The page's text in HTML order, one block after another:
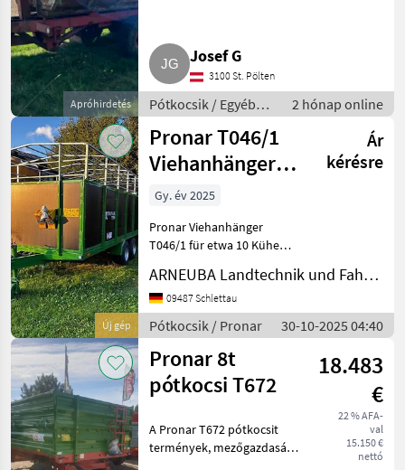
Apróhirdetés
Josef G
3100 St. Pölten
Pótkocsik / Egyéb
pótkocsik
2 hónap online
Új gép
Pronar T046/1
Viehanhänger
Viehwagen
Ár
kérésre
Gy. év 2025
Pronar Viehanhänger
T046/1 für etwa 10 Kühe
Prabellfederung 400er
Bereifung Inneres
Trenngitter Seitliche Tür
vorn rechts Breite
Heckklappe feder
ARNEUBA Landtechnik und Fahrzeuge GmbH Vertrieb und Service
09487 Schlettau
Pótkocsik / Pronar 30-10-2025 04:40
Pronar 8t
pótkocsi T672
18.483
€
22 % AFA-
val
15.150 €
nettó
A Pronar T672 pótkocsit
termények, mezőgazdasági